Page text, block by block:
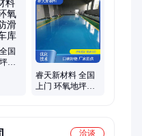
国
施
睿天新材料 全国
上门 环氧地坪施
洽谈